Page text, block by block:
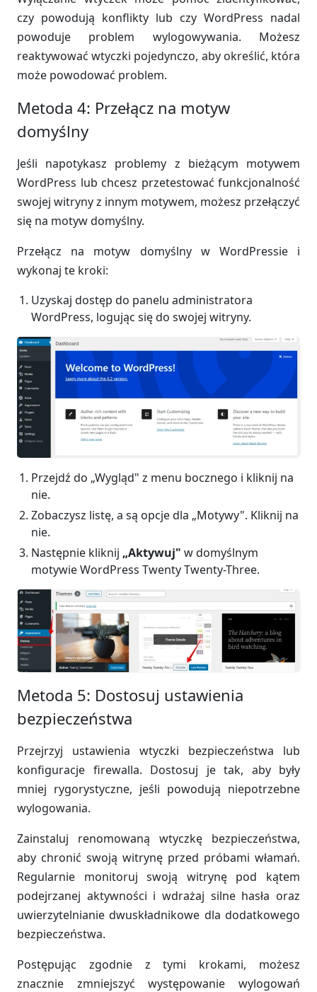
czy powodują konflikty lub czy WordPress nadal
powoduje problem wylogowywania. Możesz
reaktywować wtyczki pojedynczo, aby określić, która
może powodować problem.
Metoda 4: Przełącz na motyw
domyślny
Jeśli napotykasz problemy z bieżącym motywem
WordPress lub chcesz przetestować funkcjonalność
swojej witryny z innym motywem, możesz przełączyć
się na motyw domyślny.
Przełącz na motyw domyślny w WordPressie i
wykonaj te kroki:
Uzyskaj dostęp do panelu administratora
WordPress, logując się do swojej witryny.
Przejdź do „Wygląd" z menu bocznego i kliknij na
nie.
Zobaczysz listę, a są opcje dla „Motywy". Kliknij na
nie.
Następnie kliknij „Aktywuj" w domyślnym
motywie WordPress Twenty Twenty-Three.
Metoda 5: Dostosuj ustawienia
bezpieczeństwa
Przejrzyj ustawienia wtyczki bezpieczeństwa lub
konfiguracje firewalla. Dostosuj je tak, aby były
mniej rygorystyczne, jeśli powodują niepotrzebne
wylogowania.
Zainstaluj renomowaną wtyczkę bezpieczeństwa,
aby chronić swoją witrynę przed próbami włamań.
Regularnie monitoruj swoją witrynę pod kątem
podejrzanej aktywności i wdrażaj silne hasła oraz
uwierzytelnianie dwuskładnikowe dla dodatkowego
bezpieczeństwa.
Postępując zgodnie z tymi krokami, możesz
znacznie zmniejszyć występowanie wylogowań